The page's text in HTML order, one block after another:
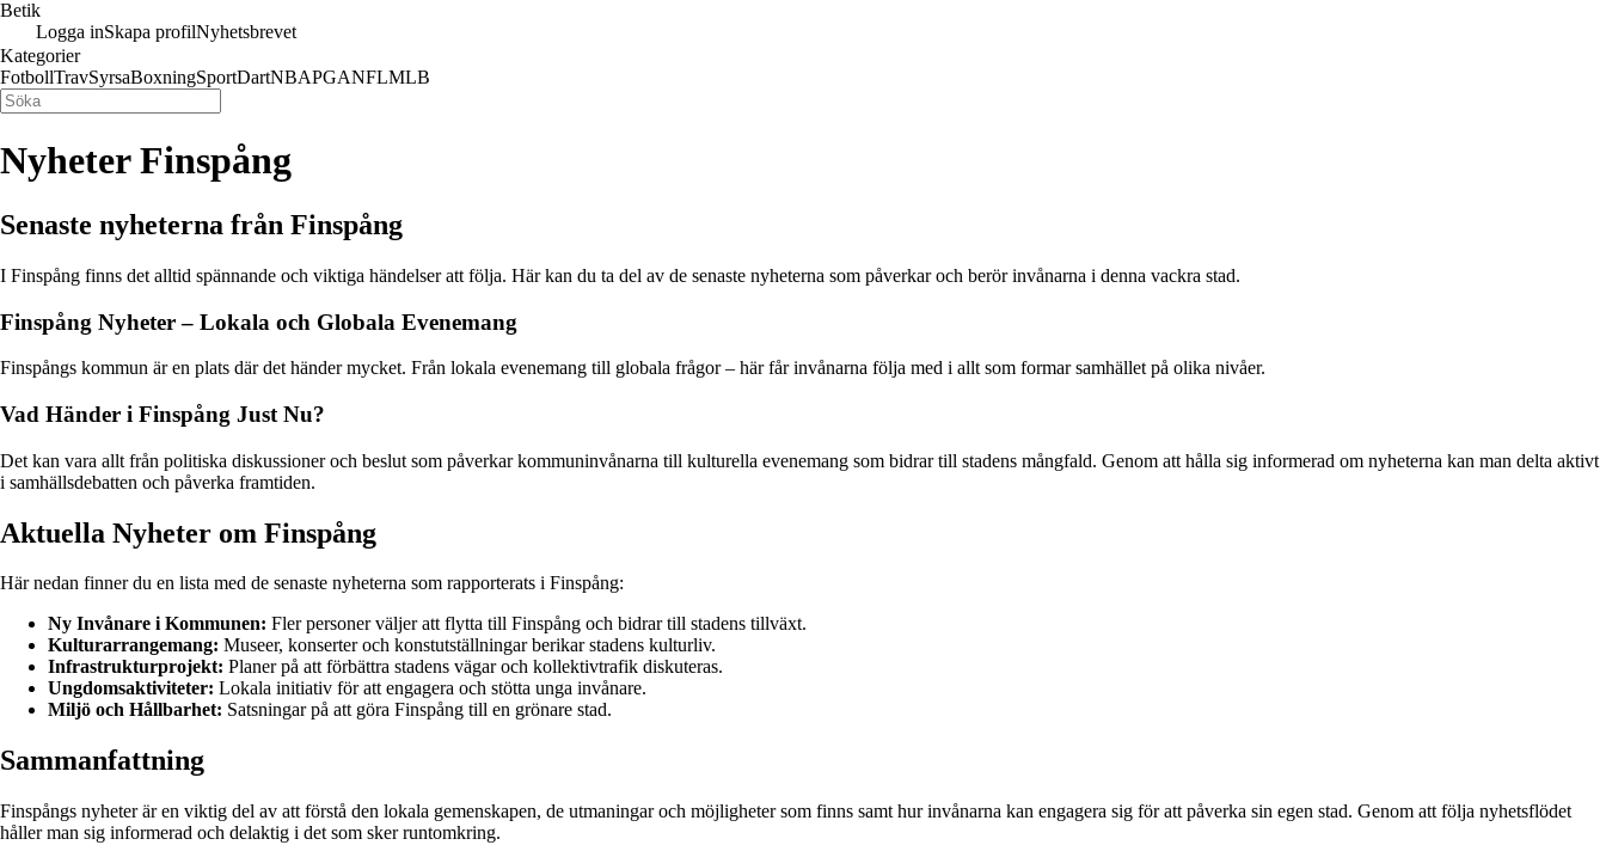
Betik
Logga inSkapa profilNyhetsbrevet
Kategorier
FotbollTravSyrsaBoxningSportDartNBAPGANFLMLB
Nyheter Finspång
Senaste nyheterna från Finspång
I Finspång finns det alltid spännande och viktiga händelser att följa. Här kan du ta del av de senaste nyheterna som påverkar och berör invånarna i denna vackra stad.
Finspång Nyheter – Lokala och Globala Evenemang
Finspångs kommun är en plats där det händer mycket. Från lokala evenemang till globala frågor – här får invånarna följa med i allt som formar samhället på olika nivåer.
Vad Händer i Finspång Just Nu?
Det kan vara allt från politiska diskussioner och beslut som påverkar kommuninvånarna till kulturella evenemang som bidrar till stadens mångfald. Genom att hålla sig informerad om nyheterna kan man delta aktivt
i samhällsdebatten och påverka framtiden.
Aktuella Nyheter om Finspång
Här nedan finner du en lista med de senaste nyheterna som rapporterats i Finspång:
Ny Invånare i Kommunen: Fler personer väljer att flytta till Finspång och bidrar till stadens tillväxt.
Kulturarrangemang: Museer, konserter och konstutställningar berikar stadens kulturliv.
Infrastrukturprojekt: Planer på att förbättra stadens vägar och kollektivtrafik diskuteras.
Ungdomsaktiviteter: Lokala initiativ för att engagera och stötta unga invånare.
Miljö och Hållbarhet: Satsningar på att göra Finspång till en grönare stad.
Sammanfattning
Finspångs nyheter är en viktig del av att förstå den lokala gemenskapen, de utmaningar och möjligheter som finns samt hur invånarna kan engagera sig för att påverka sin egen stad. Genom att följa nyhetsflödet
håller man sig informerad och delaktig i det som sker runtomkring.